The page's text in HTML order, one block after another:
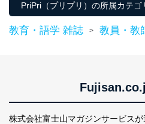
PriPri（プリプリ）の所属カテゴ
教育・語学 雑誌 > 教員・教
株式会社富士山マガジンサービスが